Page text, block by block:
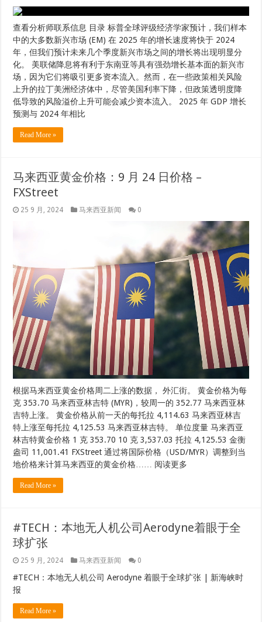
查看分析师联系信息 目录 标普全球评级经济学家预计，我们样本
中的大多数新兴市场 (EM) 在 2025 年的增长速度将快于 2024
年，但我们预计未来几个季度新兴市场之间的增长将出现明显分
化。 美联储降息将有利于东南亚等具有强劲增长基本面的新兴市
场，因为它们将吸引更多资本流入。然而，在一些政策相关风险
上升的拉丁美洲经济体中，尽管美国利率下降，但政策透明度降
低导致的风险溢价上升可能会减少资本流入。 2025 年 GDP 增长
预测与 2024 年相比
Read More »
马来西亚黄金价格：9 月 24 日价格 –
FXStreet
25 9 月, 2024 马来西亚新闻 0
根据马来西亚黄金价格周二上涨的数据， 外汇街。 黄金价格为每
克 353.70 马来西亚林吉特 (MYR)，较周一的 352.77 马来西亚林
吉特上涨。 黄金价格从前一天的每托拉 4,114.63 马来西亚林吉
特上涨至每托拉 4,125.53 马来西亚林吉特。 单位度量 马来西亚
林吉特黄金价格 1 克 353.70 10 克 3,537.03 托拉 4,125.53 金衡
盎司 11,001.41 FXStreet 通过将国际价格（USD/MYR）调整到当
地价格来计算马来西亚的黄金价格…… 阅读更多
Read More »
#TECH：本地无人机公司Aerodyne着眼于全
球扩张
25 9 月, 2024 马来西亚新闻 0
#TECH：本地无人机公司 Aerodyne 着眼于全球扩张 | 新海峡时
报
Read More »